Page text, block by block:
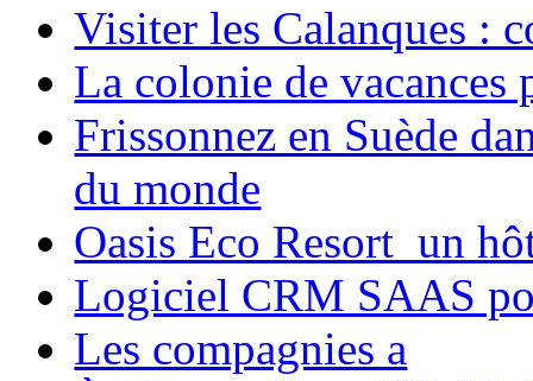
Visiter les Calanques :
La colonie de vacances
Frissonnez en Suède
du monde
Oasis Eco Resort un
Logiciel CRM SAAS
Les compagnies a